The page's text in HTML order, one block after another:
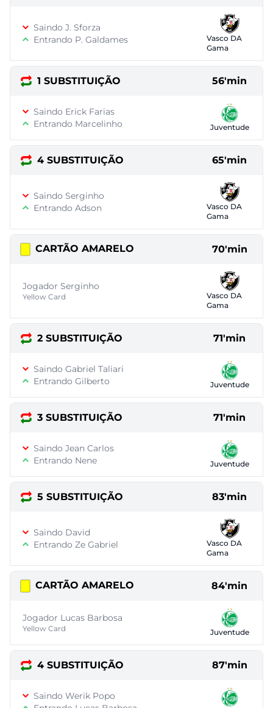
Saindo J. Sforza
Entrando P. Galdames
Vasco DA
Gama
1 SUBSTITUIÇÃO 56'min
Saindo Erick Farias
Entrando Marcelinho
Juventude
4 SUBSTITUIÇÃO 65'min
Saindo Serginho
Entrando Adson
Vasco DA
Gama
CARTÃO AMARELO 70'min
Jogador Serginho
Yellow Card
Vasco DA
Gama
2 SUBSTITUIÇÃO 71'min
Saindo Gabriel Taliari
Entrando Gilberto
Juventude
3 SUBSTITUIÇÃO 71'min
Saindo Jean Carlos
Entrando Nene
Juventude
5 SUBSTITUIÇÃO 83'min
Saindo David
Entrando Ze Gabriel
Vasco DA
Gama
CARTÃO AMARELO 84'min
Jogador Lucas Barbosa
Yellow Card Juventude
4 SUBSTITUIÇÃO 87'min
Saindo Werik Popo